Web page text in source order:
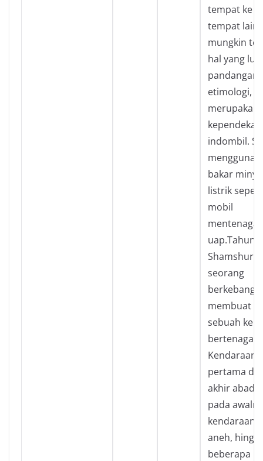
tempat ke
tempat
mungkin
hal yang
pandangan
etimologi,
merupakan
indombil.
bakar
listrik
mobil
uap.Tahun
seorang
membuat
sebuah
bertenaga
Kendaraan
pertama
akhir abad
pada
kendaraan
aneh,
beberapa